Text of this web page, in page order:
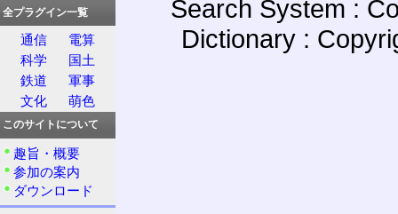
Search System :
Dictionary :
全プラグイン一覧
通信
電算
科学
国土
鉄道
軍事
文化
萌色
このサイトについて
趣旨・概要
参加の案内
ダウンロード